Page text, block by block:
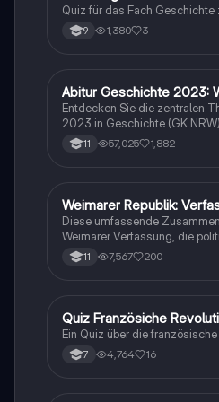
persönlichen Geschichten
möchten.
Quiz für das Fach Geschichte
9 1,380 3
Geschichte
Abitur Geschichte 2023:
Entdecken Sie die zentralen
2023 in Geschichte (GK
Zusammenfassung umfasst
Ereignisse, von den
Prüfungsvorbereitung.
Euthanasie, Friedliche
Abkommen, und mehr.
11 57,025 1,882
Geschichte
Weimarer Republik:
Diese umfassende
Weimarer Verfassung, die
die Krisen der Weimarer
Wichtige Themen sind die
des Nationalsozialismus.
Abitur in Hessen (Q1 bis Q4).
11 7,567 200
QGeschichte
Quiz Französiche
Ein Quiz über die
7 4,764 16